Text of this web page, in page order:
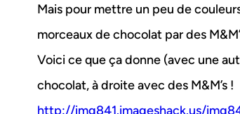
Mais pour mettre un peu de
morceaux de chocolat par des
Voici ce que ça donne (avec une
chocolat, à droite avec des M&M’s !
http://img841.imageshack.us/